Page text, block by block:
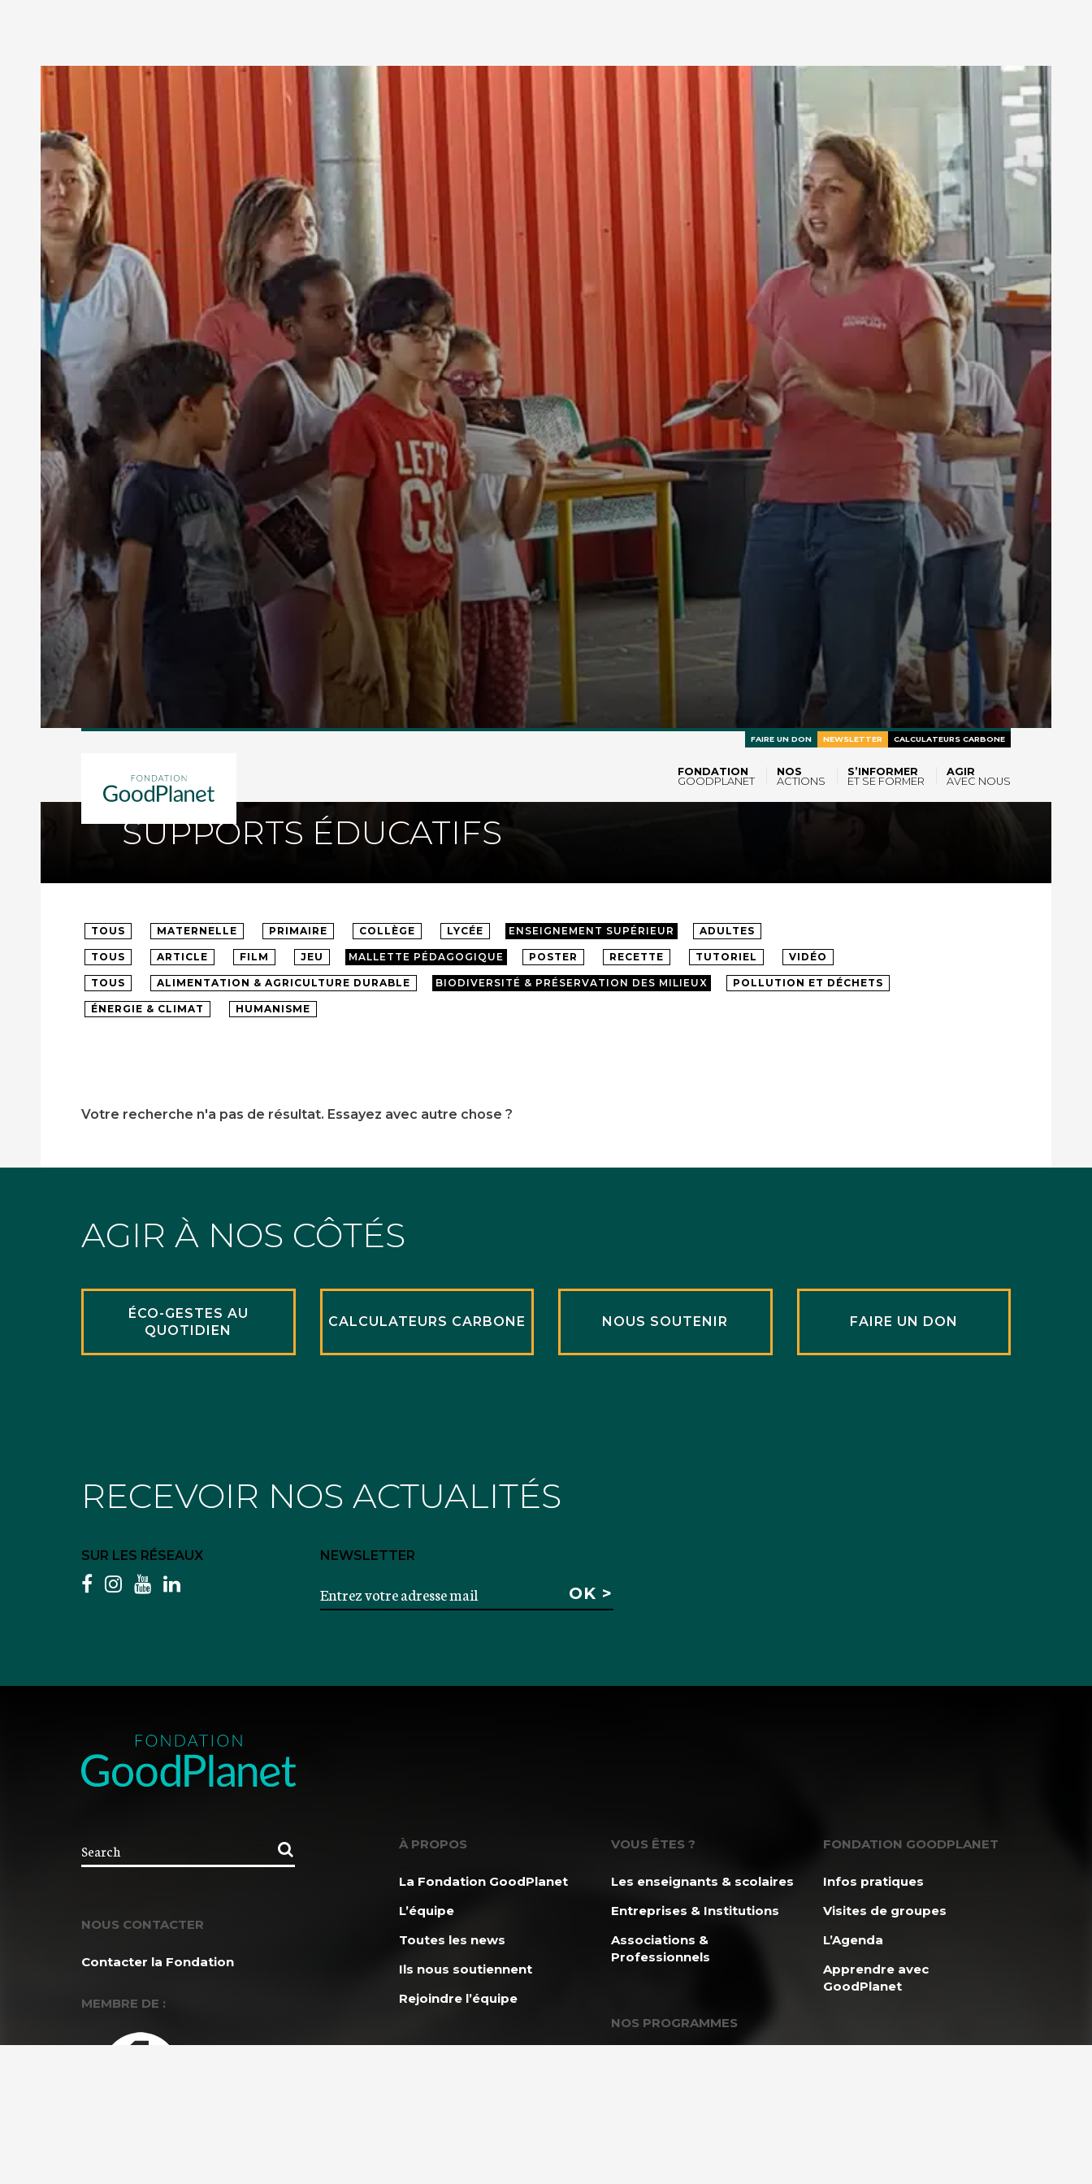
FONDATION
GOODPLANET
NOS
ACTIONS
S’INFORMER
ET SE FORMER
AGIR
AVEC NOUS
FAIRE UN DON NEWSLETTER CALCULATEURS CARBONE
SUPPORTS ÉDUCATIFS
TOUS MATERNELLE PRIMAIRE COLLÈGE LYCÉE ENSEIGNEMENT SUPÉRIEUR ADULTES
TOUS ARTICLE FILM JEU MALLETTE PÉDAGOGIQUE POSTER RECETTE TUTORIEL VIDÉO
TOUS ALIMENTATION & AGRICULTURE DURABLE BIODIVERSITÉ & PRÉSERVATION DES MILIEUX POLLUTION ET DÉCHETS
ÉNERGIE & CLIMAT HUMANISME
Votre recherche n'a pas de résultat. Essayez avec autre chose ?
AGIR À NOS CÔTÉS
ÉCO-GESTES AU
QUOTIDIEN
CALCULATEURS CARBONE NOUS SOUTENIR FAIRE UN DON
RECEVOIR NOS ACTUALITÉS
SUR LES RÉSEAUX
facebook
instagram
youtubelinkedin
NEWSLETTER
NOUS CONTACTER
Contacter la Fondation
MEMBRE DE :
À PROPOS
La Fondation GoodPlanet
L’équipe
Toutes les news
Ils nous soutiennent
Rejoindre l’équipe
VOUS ÊTES ?
Les enseignants & scolaires
Entreprises & Institutions
Associations &
Professionnels
NOS PROGRAMMES
FONDATION GOODPLANET
Infos pratiques
Visites de groupes
L’Agenda
Apprendre avec
GoodPlanet